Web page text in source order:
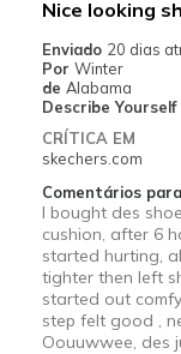
Nice looking
Enviado 20 dias
Por Winter
de Alabama
Describe Yourself
CRÍTICA EM
skechers.com
Comentários
I bought des
cushion, after 6
started hurting,
tighter then left
started out
step felt good ,
Oouuwwee, des